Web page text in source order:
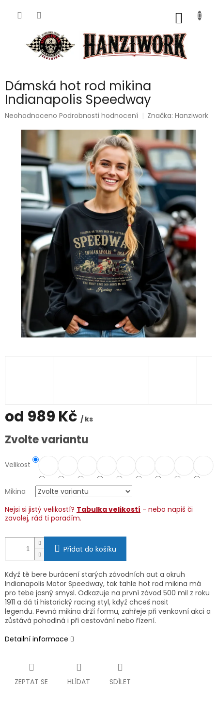
Dámská hot rod mikina
Indianapolis Speedway
Průměrné
Neohodnoceno Podrobnosti hodnocení Značka:Hanziwork
od 989 Kč / ks
Měrná
cena:
Zvolte variantu
Velikost
Mikina
Nejsi si jistý velikostí? Tabulka velikostí - nebo napiš či
zavolej, rád ti poradím.
Přidat do košíku
Když tě bere burácení starých závodních aut a okruh
Indianapolis Motor Speedway, tak tahle hot rod mikina má
pro tebe jasný smysl. Odkazuje na první závod 500 mil z roku
1911 a dá ti historický racing styl, když chceš nosit
legendu. Pevná mikina drží formu, zahřeje při venkovní akci a
zůstává pohodlná i při cestování nebo řízení.
Detailní informace
ZEPTAT SE HLÍDAT SDÍLET